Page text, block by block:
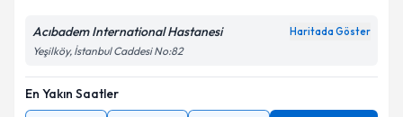
Acıbadem International Hastanesi Haritada Göster
Yeşilköy, İstanbul Caddesi No:82
En Yakın Saatler